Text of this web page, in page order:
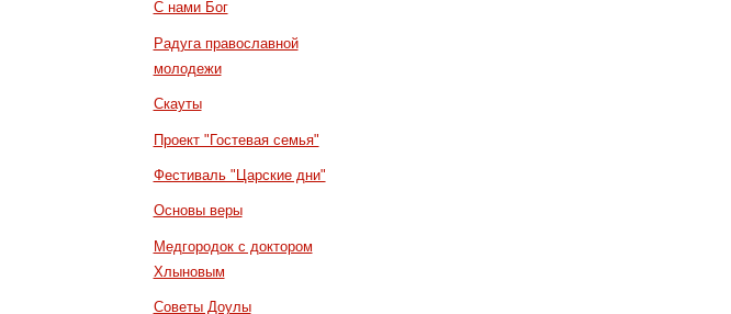
С нами Бог
Радуга православной
молодежи
Скауты
Проект "Гостевая семья"
Фестиваль "Царские дни"
Основы веры
Медгородок с доктором
Хлыновым
Советы Доулы